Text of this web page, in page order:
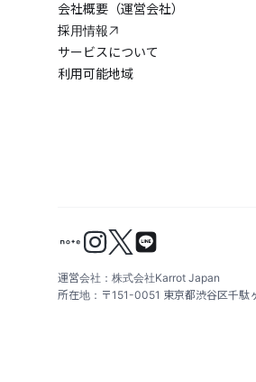
会社概要（運営会社）
採用情報
サービスについて
利用可能地域
運営会社：株式会社Karrot Japan
所在地：〒151-0051 東京都渋谷区千